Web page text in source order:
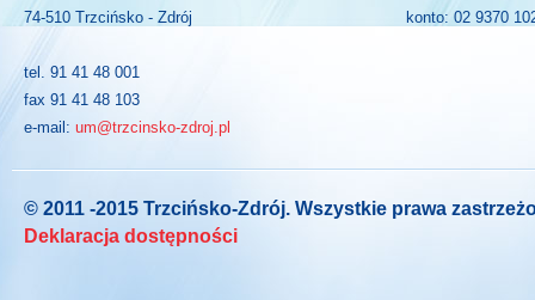
74-510 Trzcińsko - Zdrój
tel. 91 41 48 001
fax 91 41 48 103
e-mail: um@trzcinsko-zdroj.pl
konto: 02 9370
© 2011 -2015 Trzcińsko-Zdrój. Wszystkie prawa
Deklaracja dostępności